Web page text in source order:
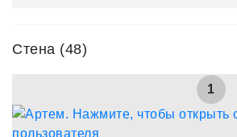
Стена (48)
1